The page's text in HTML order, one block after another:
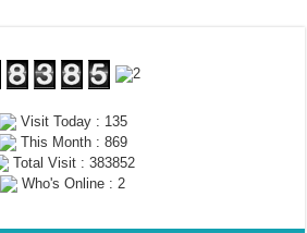
Visit Today : 135
This Month : 869
Total Visit : 383852
Who's Online : 2